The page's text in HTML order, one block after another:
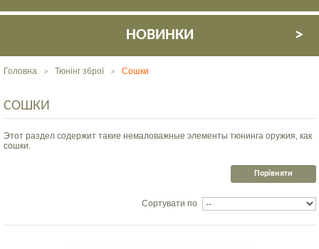
НОВИНКИ
Головна > Тюнінг зброї > Сошки
СОШКИ
Этот раздел содержит такие немаловажные элементы тюнинга оружия, как
сошки.
Сортувати по